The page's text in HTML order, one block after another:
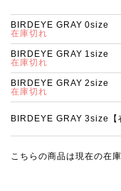
BIRDEYE GRAY 0size
在庫切れ
BIRDEYE GRAY 1size
在庫切れ
BIRDEYE GRAY 2size
在庫切れ
BIRDEYE GRAY 3size【
こちらの商品は現在の在